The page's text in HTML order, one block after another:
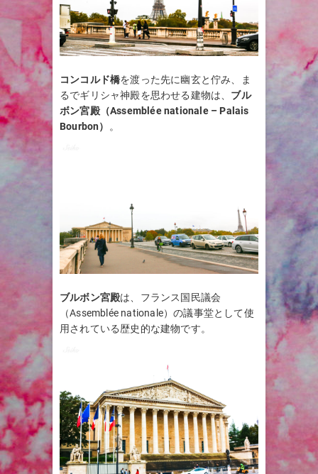
コンコルド橋を渡った先に幽玄と佇み、ま
るでギリシャ神殿を思わせる建物は、 ブル
ボン宮殿（Assemblée nationale – Palais
Bourbon）
。
ブルボン宮殿は、フランス国民議会
（Assemblée nationale）の議事堂として使
用されている歴史的な建物です。